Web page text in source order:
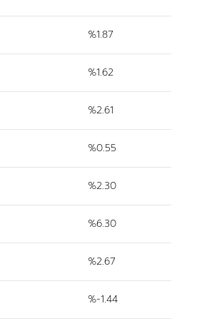
%1.87
%1.62
%2.61
%0.55
%2.30
%6.30
%2.67
%-1.44